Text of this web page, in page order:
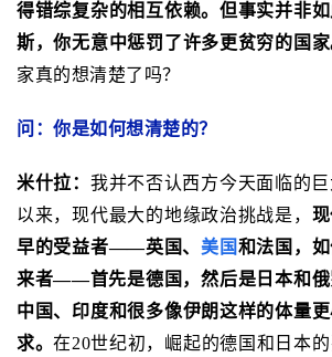
得错综复杂的相互依赖。但事实并非
斯，你无意中惩罚了许多更贫穷的国
家真的想清楚了吗？
问：你是如何想清楚的？
米什拉： 我并不否认西方今天面临的
以来，现代最大的地缘政治挑战是，
早的受益者——英国、美国 和法国，
来者——首先是德国，然后是日本和俄
中国、印度和很多像伊朗这样的体量
求。在20世纪初，崛起的德国和日本